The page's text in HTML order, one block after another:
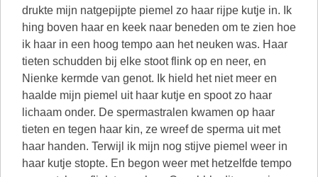
drukte mijn natgepijpte piemel zo haar rijpe kutje in. Ik
hing boven haar en keek naar beneden om te zien hoe
ik haar in een hoog tempo aan het neuken was. Haar
tieten schudden bij elke stoot flink op en neer, en
Nienke kermde van genot. Ik hield het niet meer en
haalde mijn piemel uit haar kutje en spoot zo haar
lichaam onder. De spermastralen kwamen op haar
tieten en tegen haar kin, ze wreef de sperma uit met
haar handen. Terwijl ik mijn nog stijve piemel weer in
haar kutje stopte. En begon weer met hetzelfde tempo